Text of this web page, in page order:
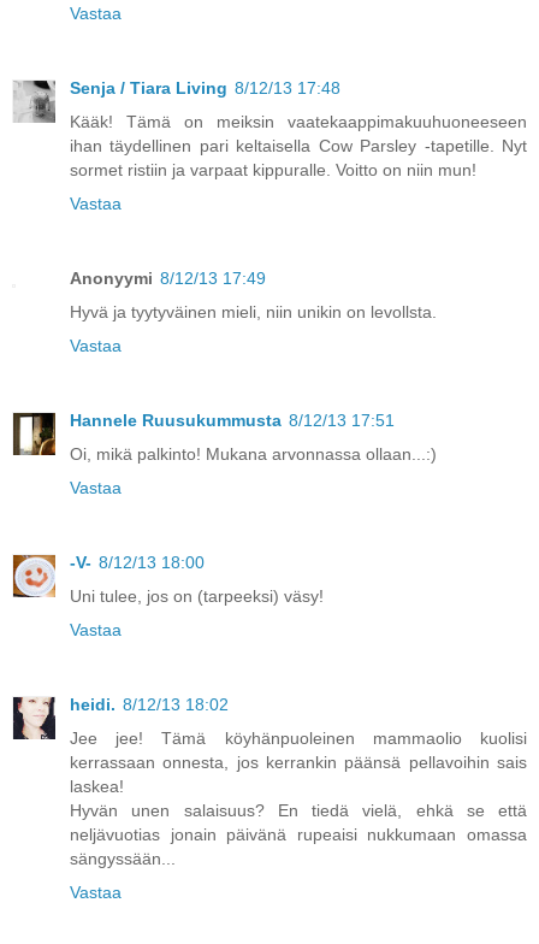
Vastaa
Senja / Tiara Living 8/12/13 17:48
Kääk! Tämä on meiksin vaatekaappimakuuhuoneeseen
ihan täydellinen pari keltaisella Cow Parsley -tapetille. Nyt
sormet ristiin ja varpaat kippuralle. Voitto on niin mun!
Vastaa
Anonyymi 8/12/13 17:49
Hyvä ja tyytyväinen mieli, niin unikin on levollsta.
Vastaa
Hannele Ruusukummusta 8/12/13 17:51
Oi, mikä palkinto! Mukana arvonnassa ollaan...:)
Vastaa
-V- 8/12/13 18:00
Uni tulee, jos on (tarpeeksi) väsy!
Vastaa
heidi. 8/12/13 18:02
Jee jee! Tämä köyhänpuoleinen mammaolio kuolisi
kerrassaan onnesta, jos kerrankin päänsä pellavoihin sais
laskea!
Hyvän unen salaisuus? En tiedä vielä, ehkä se että
neljävuotias jonain päivänä rupeaisi nukkumaan omassa
sängyssään...
Vastaa